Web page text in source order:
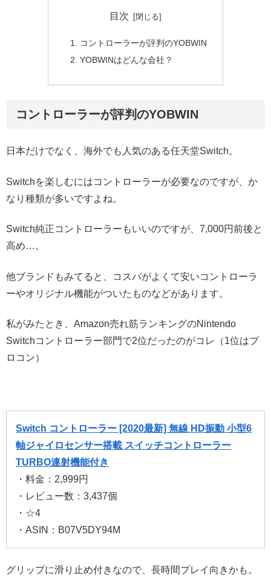
目次
コントローラーが評判のYOBWIN
YOBWINはどんな会社？
コントローラーが評判のYOBWIN
日本だけでなく、海外でも人気のある任天堂Switch。
Switchを楽しむにはコントローラーが必要なのですが、か
なり種類が多いですよね。
Switch純正コントローラーもいいのですが、7,000円前後と
高め…。
他ブランドもみてると、コスパがよくて安いコントローラ
ーやオリジナル機能がついたものなどがあります。
私がみたとき、Amazon売れ筋ランキングのNintendo
Switchコントローラー部門で2位だったのがコレ（1位はプ
ロコン）
Switch コントローラー [2020最新] 無線 HD振動 小型6
軸ジャイロセンサー搭載 スイッチコントローラー
TURBO連射機能付き
・料金：2,999円
・レビュー数：3,437個
・☆4
・ASIN：B07V5DY94M
グリップに滑り止め付きなので、長時間プレイ向きかも。